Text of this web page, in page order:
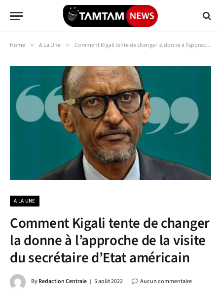
Home » A La Une » Comment Kigali tente de changer la donne à l’approche de la visite du secrétaire d’Etat américain
A LA UNE
Comment Kigali tente de changer
la donne à l’approche de la visite
du secrétaire d’Etat américain
ByRedaction Centrale 5 août 2022
Aucun commentaire